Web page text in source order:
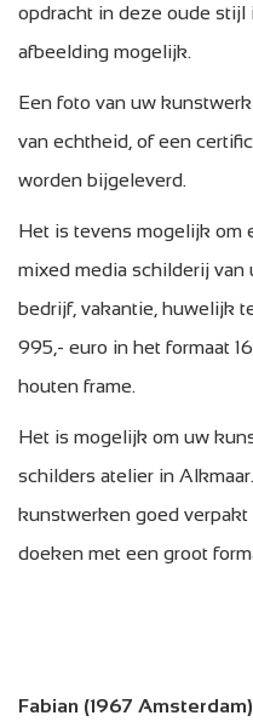
opdracht in deze oude stijl
afbeelding mogelijk.
Een foto van uw
van echtheid, of een
worden bijgeleverd.
Het is tevens mogelijk om
mixed media schilderij van
bedrijf, vakantie, huwelijk
995,- euro in het formaat
houten frame.
Het is mogelijk om uw
schilders atelier in
kunstwerken goed verpakt
doeken met een groot
Fabian (1967 Amsterdam)